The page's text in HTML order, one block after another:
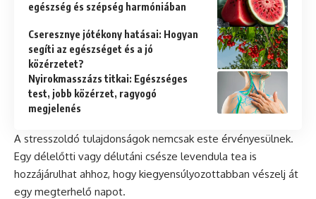
egészség és szépség harmóniában
Cseresznye jótékony hatásai: Hogyan
segíti az egészséget és a jó
közérzetet?
Nyirokmasszázs titkai: Egészséges
test, jobb közérzet, ragyogó
megjelenés
A stresszoldó tulajdonságok nemcsak este érvényesülnek.
Egy délelőtti vagy délutáni csésze levendula tea is
hozzájárulhat ahhoz, hogy kiegyensúlyozottabban vészelj át
egy megterhelő napot.